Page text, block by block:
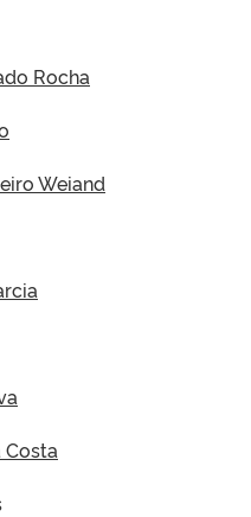
Rocha
Weiand
Costa